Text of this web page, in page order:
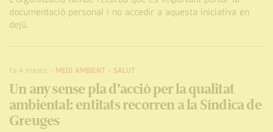
documentació personal i no accedir a aquesta iniciativa en
dejú.
Fa 4 mesos - MEDI AMBIENT - SALUT
Un any sense pla d'acció per la qualitat
ambiental: entitats recorren a la Síndica de
Greuges